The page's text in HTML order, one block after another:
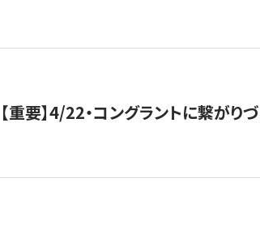
【重要】4/22・コングラントに繋がり